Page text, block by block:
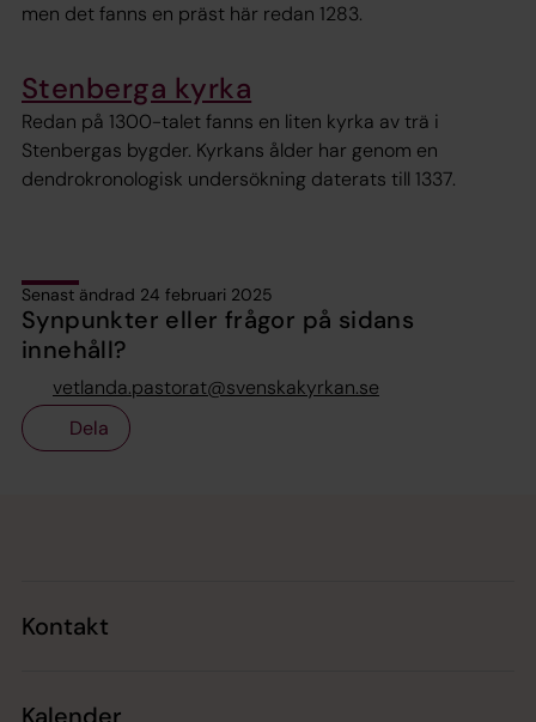
men det fanns en präst här redan 1283.
Stenberga kyrka
Redan på 1300-talet fanns en liten kyrka av trä i
Stenbergas bygder. Kyrkans ålder har genom en
dendrokronologisk undersökning daterats till 1337.
Senast ändrad 24 februari 2025
Synpunkter eller frågor på sidans
innehåll?
vetlanda.pastorat@svenskakyrkan.se
Dela
Kontakt
Kalender